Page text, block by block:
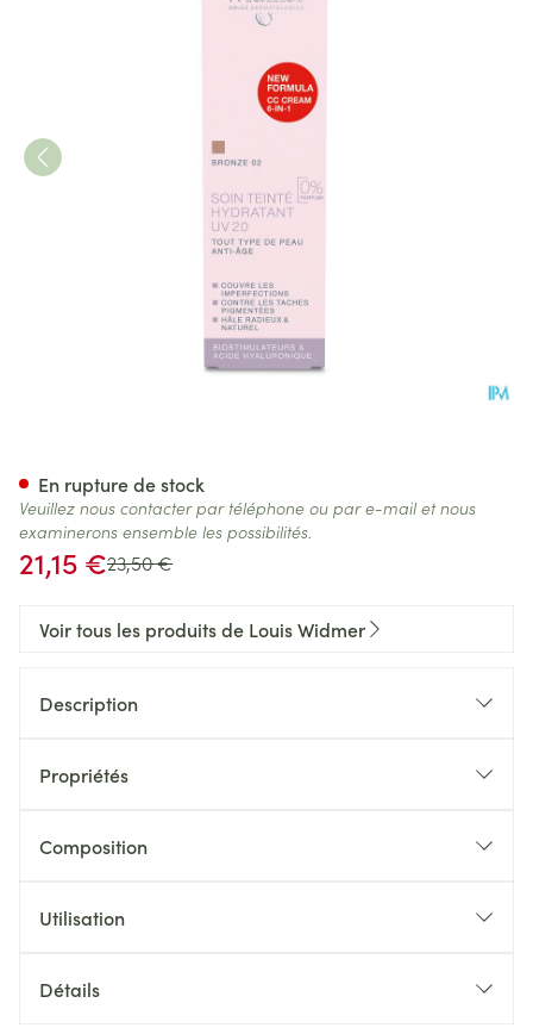
Prix Habituel
23,50 €
Prix spécial
21,15 €
En rupture de stock
Veuillez nous contacter par téléphone ou par e-mail et nous
examinerons ensemble les possibilités.
Voir tous les produits de Louis Widmer
Description
Propriétés
Composition
Utilisation
Détails